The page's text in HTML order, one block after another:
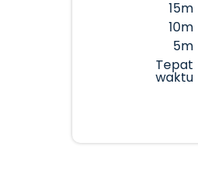
15m
10m
5m
Tepat
waktu